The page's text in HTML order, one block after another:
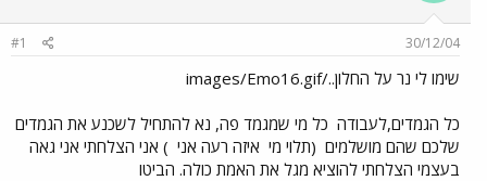
ו
ש
ת
י
30/12/04
#1
שימו לי נר על החלון../images/Emo16.gif
כל הגמדים,לעבודה כל מי שמגמד פה, נא להתחיל לשכנע את הגמדים
שלכם שהם מושלמים (תלוי מי איזה רעה אני ) אני הצלחתי אני גאה
בעצמי הצלחתי להוציא מגל את האמת כולה. הביטו